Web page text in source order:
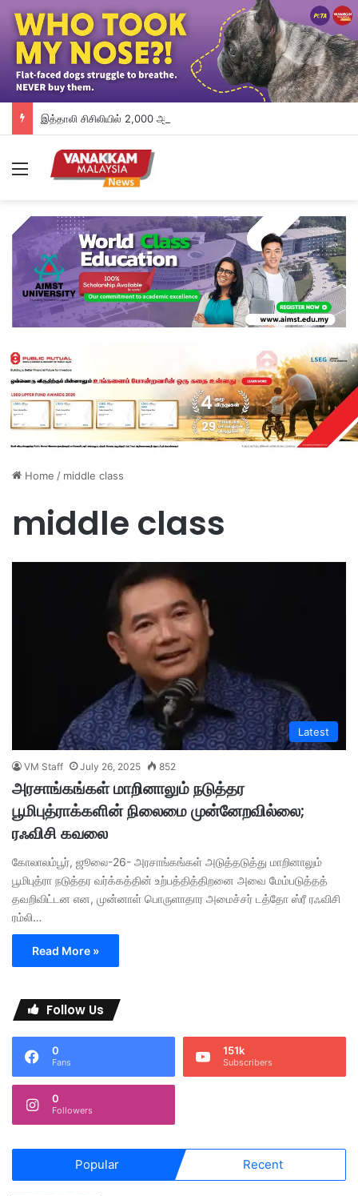
Menu
Home / middle class
middle class
Latest
VM Staff July 26, 2025 852
அரசாங்கங்கள் மாறினாலும் நடுத்தர
பூமிபுத்ராக்களின் நிலைமை முன்னேறவில்லை;
ரஃவிசி கவலை
கோலாலம்பூர், ஜூலை-26- அரசாங்கங்கள் அடுத்தடுத்து மாறினாலும்
பூமிபுத்ரா நடுத்தர வர்க்கத்தின் உற்பத்தித்திறனை அவை மேம்படுத்தத்
தவறிவிட்டன என, முன்னாள் பொருளாதார அமைச்சர் டத்தோ ஸ்ரீ ரஃவிசி
ரம்லி…
Read More »
Follow Us
0
Fans
151k
Subscribers
0
Followers
Popular Recent